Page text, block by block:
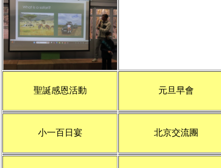
聖誕感恩活動 元旦早會
小一百日宴 北京交流團